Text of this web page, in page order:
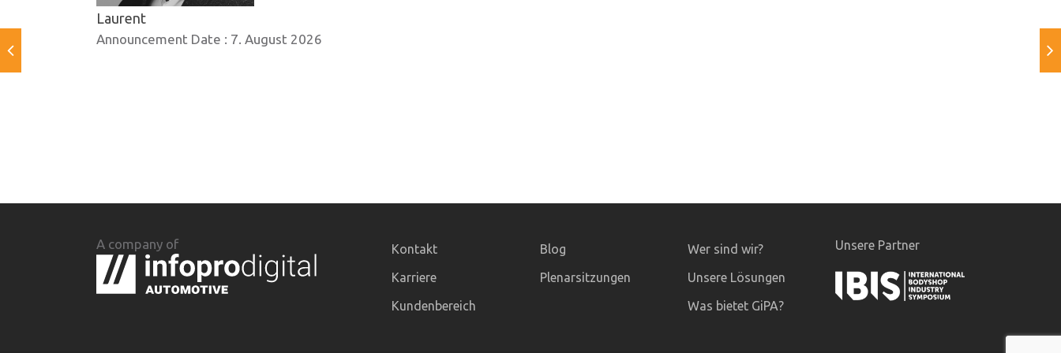
Laurent
Announcement Date : 7. August 2026
A company of
Kontakt
Karriere
Kundenbereich
Blog
Plenarsitzungen
Wer sind wir?
Unsere Lösungen
Was bietet GiPA?
Unsere Partner